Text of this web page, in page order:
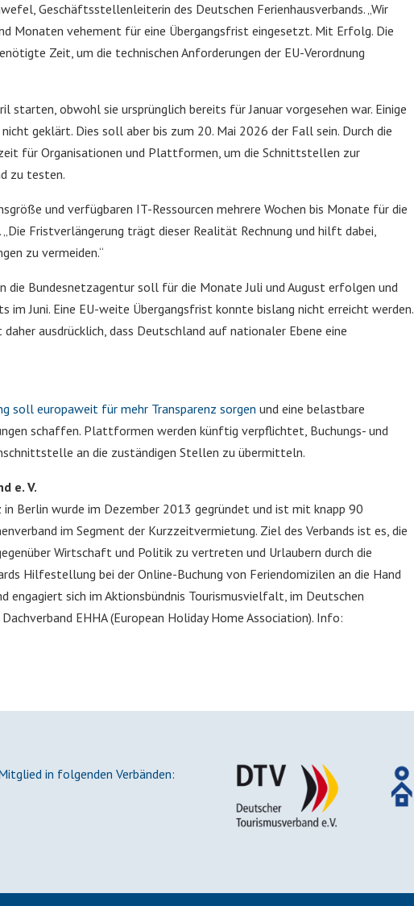
Geschäftsstellenleiterin des Deutschen Ferienhausverbands. „Wir
Monaten vehement für eine Übergangsfrist eingesetzt. Mit Erfolg. Die
Zeit, um die technischen Anforderungen der EU-Verordnung
starten, obwohl sie ursprünglich bereits für Januar vorgesehen war. Einige
geklärt. Dies soll aber bis zum 20. Mai 2026 der Fall sein. Durch die
für Organisationen und Plattformen, um die Schnittstellen zur
zu testen.
und verfügbaren IT-Ressourcen mehrere Wochen bis Monate für die
Fristverlängerung trägt dieser Realität Rechnung und hilft dabei,
zu vermeiden.“
die Bundesnetzagentur soll für die Monate Juli und August erfolgen und
Juni. Eine EU-weite Übergangsfrist konnte bislang nicht erreicht werden.
ausdrücklich, dass Deutschland auf nationaler Ebene eine
soll europaweit für mehr Transparenz sorgen und eine belastbare
schaffen. Plattformen werden künftig verpflichtet, Buchungs- und
an die zuständigen Stellen zu übermitteln.
e. V.
Berlin wurde im Dezember 2013 gegründet und ist mit knapp 90
im Segment der Kurzzeitvermietung. Ziel des Verbands ist es, die
Wirtschaft und Politik zu vertreten und Urlaubern durch die
Hilfestellung bei der Online-Buchung von Feriendomizilen an die Hand
engagiert sich im Aktionsbündnis Tourismusvielfalt, im Deutschen
EHHA (European Holiday Home Association). Info:
in folgenden Verbänden: